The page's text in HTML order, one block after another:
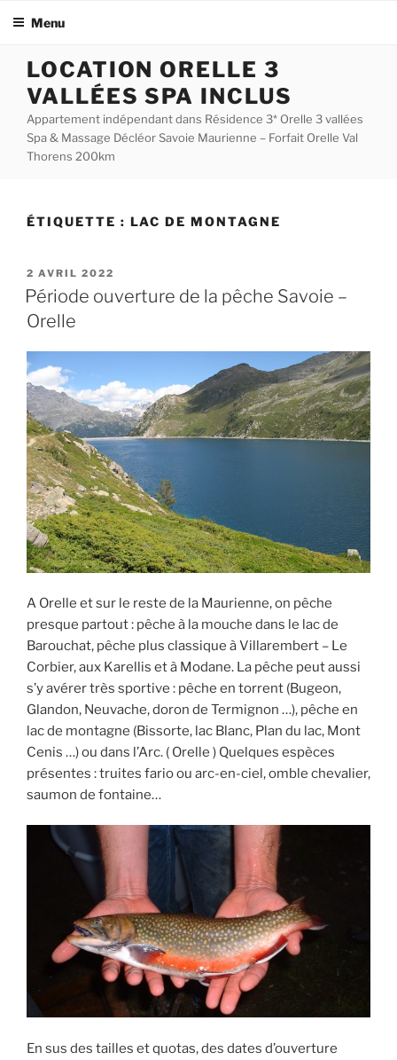
contenu
principal
LOCATION ORELLE 3
VALLÉES SPA INCLUS
Appartement indépendant dans Résidence 3* Orelle 3 vallées
Spa & Massage Décléor Savoie Maurienne – Forfait Orelle Val
Thorens 200km
Menu
ÉTIQUETTE : LAC DE MONTAGNE
PUBLIÉ
LE
2 AVRIL 2022
Période ouverture de la pêche Savoie –
Orelle
A Orelle et sur le reste de la Maurienne, on pêche
presque partout : pêche à la mouche dans le lac de
Barouchat, pêche plus classique à Villarembert – Le
Corbier, aux Karellis et à Modane. La pêche peut aussi
s’y avérer très sportive : pêche en torrent (Bugeon,
Glandon, Neuvache, doron de Termignon …), pêche en
lac de montagne (Bissorte, lac Blanc, Plan du lac, Mont
Cenis …) ou dans l’Arc. ( Orelle ) Quelques espèces
présentes : truites fario ou arc-en-ciel, omble chevalier,
saumon de fontaine…
En sus des tailles et quotas, des dates d’ouverture